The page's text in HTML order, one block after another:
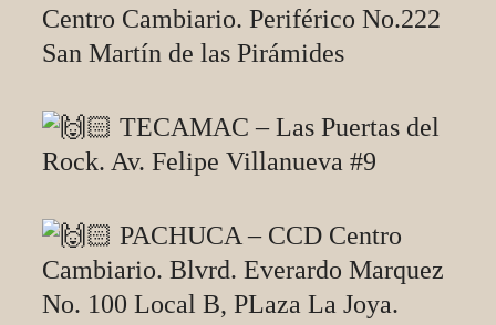
Centro Cambiario. Periférico No.222
San Martín de las Pirámides
TECAMAC – Las Puertas del
Rock. Av. Felipe Villanueva #9
PACHUCA – CCD Centro
Cambiario. Blvrd. Everardo Marquez
No. 100 Local B, PLaza La Joya.